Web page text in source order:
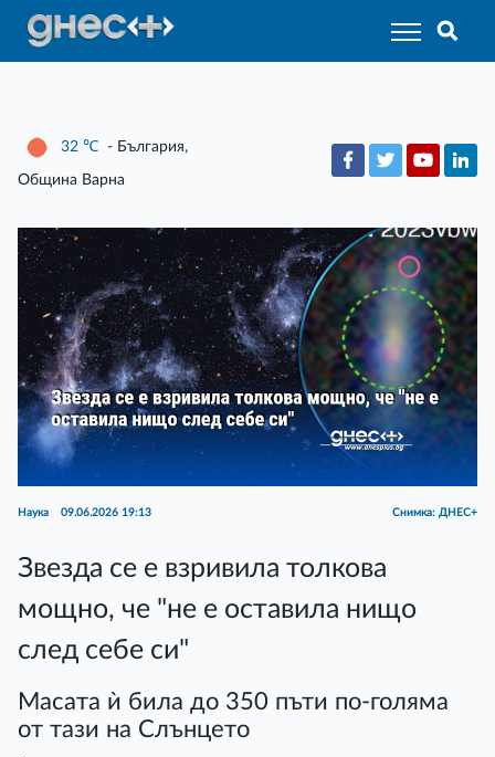
32 ℃ - България,
Община Варна
Наука 09.06.2026 19:13 Снимка: ДНЕС+
Звезда се е взривила толкова
мощно, че "не е оставила нищо
след себе си"
Масата ѝ била до 350 пъти по-голяма
от тази на Слънцето